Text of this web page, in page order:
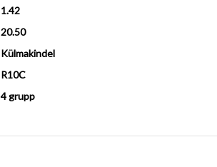
1.42
20.50
Külmakindel
R10C
4 grupp